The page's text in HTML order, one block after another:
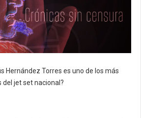
Hernández Torres es uno de los más
jet set nacional?